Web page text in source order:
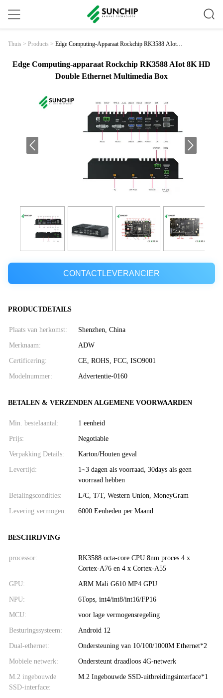
Thuis > Products > Edge Computing-Apparaat Rockchip RK3588 AIot 8
Edge Computing-apparaat Rockchip RK3588 AIot 8K HD
Double Ethernet Multimedia Box
CONTACTLEVERANCIER
PRODUCTDETAILS
Plaats van herkomst: Shenzhen, China
Merknaam: ADW
Certificering: CE, ROHS, FCC, ISO9001
Modelnummer: Advertentie-0160
BETALEN & VERZENDEN ALGEMENE VOORWAARDEN
Min. bestelaantal: 1 eenheid
Prijs: Negotiable
Verpakking Details: Karton/Houten geval
Levertijd:
1~3 dagen als voorraad, 30days als geen
voorraad hebben
Betalingscondities: L/C, T/T, Western Union, MoneyGram
Levering vermogen: 6000 Eenheden per Maand
BESCHRIJVING
processor:
RK3588 octa-core CPU 8nm proces 4 x
Cortex-A76 en 4 x Cortex-A55
GPU: ARM Mali G610 MP4 GPU
NPU: 6Tops, int4/int8/int16/FP16
MCU: voor lage vermogensregeling
Besturingssysteem: Android 12
Dual-ethernet: Ondersteuning van 10/100/1000M Ethernet*2
Mobiele netwerk: Ondersteunt draadloos 4G-netwerk
M.2 ingebouwde
SSD-interface:
M.2 Ingebouwde SSD-uitbreidingsinterface*1